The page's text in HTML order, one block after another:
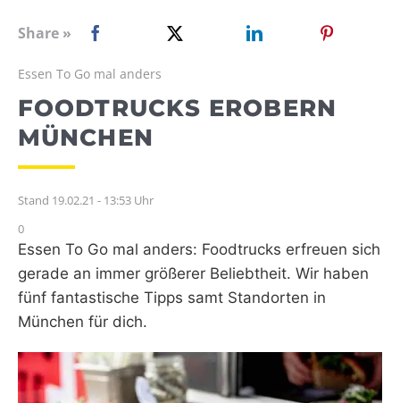
WEBRADIO
Share »
Essen To Go mal anders
FOODTRUCKS EROBERN
MÜNCHEN
Stand 19.02.21 - 13:53 Uhr
0
Essen To Go mal anders: Foodtrucks erfreuen sich
gerade an immer größerer Beliebtheit. Wir haben
fünf fantastische Tipps samt Standorten in
München für dich.